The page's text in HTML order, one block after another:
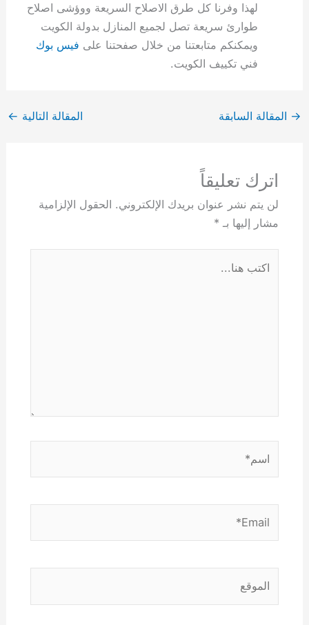
لهذا وفرنا كل طرق الاصلاح السريعة ووؤشى اصلاح
طوارئ سريعة تصل لجميع المنازل بدولة الكويت
ويمكنكم متابعتنا من خلال صفحتنا على فيس بوك
فني تكييف الكويت.
→ المقالة السابقة المقالة التالية ←
اترك تعليقاً
لن يتم نشر عنوان بريدك الإلكتروني. الحقول الإلزامية
مشار إليها بـ *
هنا...